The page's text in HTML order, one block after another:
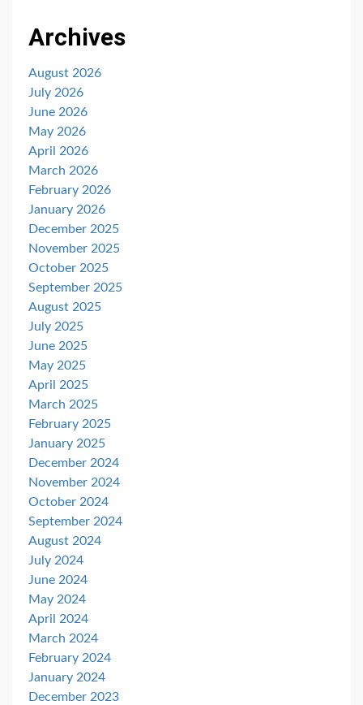
Archives
August 2026
July 2026
June 2026
May 2026
April 2026
March 2026
February 2026
January 2026
December 2025
November 2025
October 2025
September 2025
August 2025
July 2025
June 2025
May 2025
April 2025
March 2025
February 2025
January 2025
December 2024
November 2024
October 2024
September 2024
August 2024
July 2024
June 2024
May 2024
April 2024
March 2024
February 2024
January 2024
December 2023